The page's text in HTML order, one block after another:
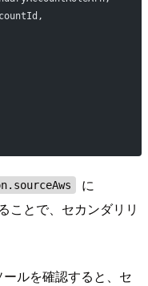
に
ことで、セカンダリリ
ルを確認すると、セ